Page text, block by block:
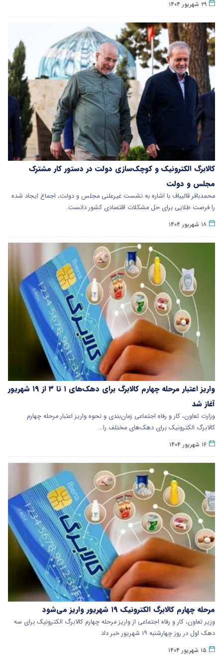
۲۹ شهریور ۱۴۰۴
کالابرگ الکترونیک و کوچک‌سازی دولت در دستور کار مشترک
مجلس و دولت
محمدباقر قالیباف با اشاره به نشست غیرعلنی مجلس و دولت، اجماع ایجاد شده
را فرصت طلایی برای حل مشکلات اقتصادی کشور دانست.
۱۸ شهریور ۱۴۰۴
واریز اعتبار مرحله چهارم کالابرگ برای دهک‌های ۱ تا ۳ از ۱۹ شهریور
آغاز شد
وزارت تعاون، کار و رفاه اجتماعی زمان‌بندی و نحوه واریز اعتبار مرحله چهارم
کالابرگ الکترونیک برای دهک‌های مختلف را…
۱۶ شهریور ۱۴۰۴
مرحله چهارم کالابرگ الکترونیک ۱۹ شهریور واریز می‌شود
وزیر تعاون، کار و رفاه اجتماعی از واریز مرحله چهارم کالابرگ الکترونیک برای سه
دهک اول در روز چهارشنبه ۱۹ شهریور خبر داد.
۱۵ شهریور ۱۴۰۴